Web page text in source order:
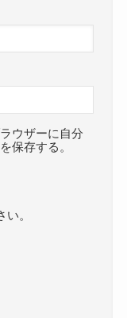
ウザーに自分
保存する。
。